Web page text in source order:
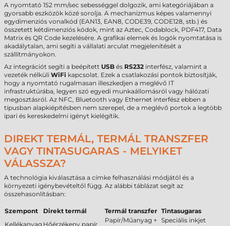
A nyomtató 152 mm/sec sebességgel dolgozik, ami kategóriájában a
gyorsabb eszközök közé sorolja. A mechanizmus képes valamennyi
egydimenziós vonalkód (EAN13, EAN8, CODE39, CODE128, stb.) és
összetett kétdimenziós kódok, mint az Aztec, Codablock, PDF417, Data
Matrix és QR Code kezelésére. A grafikai elemek és logók nyomtatása is
akadálytalan, ami segíti a vállalati arculat megjelenítését a
szállítmányokon.
Az integrációt segíti a beépített USB és RS232 interfész, valamint a
vezeték nélküli WiFi kapcsolat. Ezek a csatlakozási pontok biztosítják,
hogy a nyomtató rugalmasan illeszkedjen a meglévő IT
infrastruktúrába, legyen szó egyedi munkaállomásról vagy hálózati
megosztásról. Az NFC, Bluetooth vagy Ethernet interfész ebben a
típusban alapkiépítésben nem szerepel, de a meglévő portok a legtöbb
ipari és kereskedelmi igényt kielégítik.
DIREKT TERMÁL, TERMÁL TRANSZFER
VAGY TINTASUGARAS - MELYIKET
VÁLASSZA?
A technológia kiválasztása a címke felhasználási módjától és a
környezeti igénybevételtől függ. Az alábbi táblázat segít az
összehasonlításban:
Szempont Direkt termál Termál transzfer Tintasugaras
Kellékanyag Hőérzékeny papír
Papír/Műanyag + Speciális inkjet